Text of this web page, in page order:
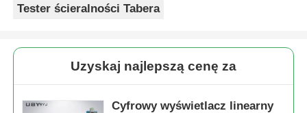
Tester ścieralności Tabera
Uzyskaj najlepszą cenę za
Cyfrowy wyświetlacz linearny